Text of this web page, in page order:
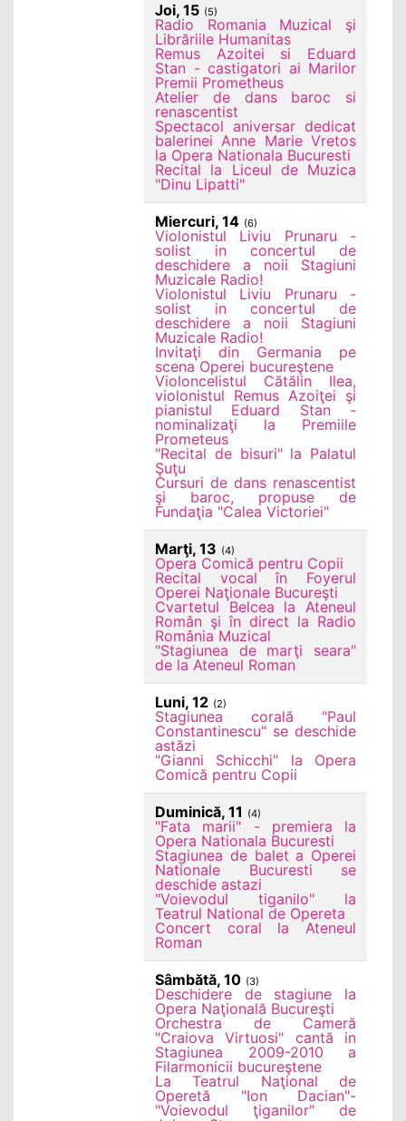
Joi, 15 (5)
Radio Romania Muzical şi
Librăriile Humanitas
Remus Azoitei si Eduard
Stan - castigatori ai Marilor
Premii Prometheus
Atelier de dans baroc si
renascentist
Spectacol aniversar dedicat
balerinei Anne Marie Vretos
la Opera Nationala Bucuresti
Recital la Liceul de Muzica
"Dinu Lipatti"
Miercuri, 14 (6)
Violonistul Liviu Prunaru -
solist in concertul de
deschidere a noii Stagiuni
Muzicale Radio!
Violonistul Liviu Prunaru -
solist in concertul de
deschidere a noii Stagiuni
Muzicale Radio!
Invitaţi din Germania pe
scena Operei bucureştene
Violoncelistul Cătălin Ilea,
violonistul Remus Azoiţei şi
pianistul Eduard Stan -
nominalizaţi la Premiile
Prometeus
"Recital de bisuri" la Palatul
Şuţu
Cursuri de dans renascentist
şi baroc, propuse de
Fundaţia "Calea Victoriei"
Marţi, 13 (4)
Opera Comică pentru Copii
Recital vocal în Foyerul
Operei Naţionale Bucureşti
Cvartetul Belcea la Ateneul
Român şi în direct la Radio
România Muzical
"Stagiunea de marţi seara"
de la Ateneul Roman
Luni, 12 (2)
Stagiunea corală "Paul
Constantinescu" se deschide
astăzi
"Gianni Schicchi" la Opera
Comică pentru Copii
Duminică, 11 (4)
"Fata marii" - premiera la
Opera Nationala Bucuresti
Stagiunea de balet a Operei
Nationale Bucuresti se
deschide astazi
"Voievodul tiganilo" la
Teatrul National de Opereta
Concert coral la Ateneul
Roman
Sâmbătă, 10 (3)
Deschidere de stagiune la
Opera Naţională Bucureşti
Orchestra de Cameră
"Craiova Virtuosi" cantă in
Stagiunea 2009-2010 a
Filarmonicii bucureştene
La Teatrul Naţional de
Operetă "Ion Dacian"-
"Voievodul ţiganilor" de